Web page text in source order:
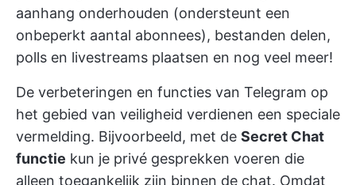
aanhang onderhouden (ondersteunt een
onbeperkt aantal abonnees), bestanden delen,
polls en livestreams plaatsen en nog veel meer!
De verbeteringen en functies van Telegram op
het gebied van veiligheid verdienen een speciale
vermelding. Bijvoorbeeld, met de Secret Chat
functie kun je privé gesprekken voeren die
alleen toegankelijk zijn binnen de chat. Omdat